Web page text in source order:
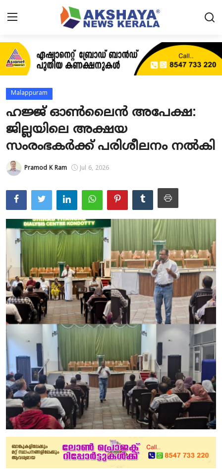
Home
Contact
News
Akshaya News
Agriculture
Business
Education
Entertainment
Health
Obituary
Sports
Travel & Tourism
Technology
Gallery
E-Paper
Malappuram
ഹജ്ജ് ഓൺലൈൻ അപേക്ഷ:
ജില്ലയിലെ അക്ഷയ
സംരംഭകർക്ക് പരിശീലനം നൽകി
Pramod K Ram Jul 6, 2026